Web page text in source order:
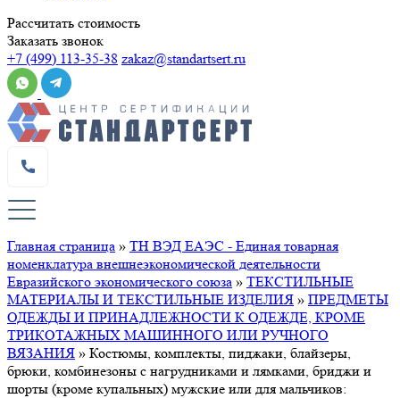
Рассчитать стоимость
Заказать звонок
+7 (499) 113-35-38 zakaz@standartsert.ru
Главная страница » ТН ВЭД ЕАЭС - Единая товарная
номенклатура внешнеэкономической деятельности
Евразийского экономического союза » ТЕКСТИЛЬНЫЕ
МАТЕРИАЛЫ И ТЕКСТИЛЬНЫЕ ИЗДЕЛИЯ » ПРЕДМЕТЫ
ОДЕЖДЫ И ПРИНАДЛЕЖНОСТИ К ОДЕЖДЕ, КРОМЕ
ТРИКОТАЖНЫХ МАШИННОГО ИЛИ РУЧНОГО
ВЯЗАНИЯ » Костюмы, комплекты, пиджаки, блайзеры,
брюки, комбинезоны с нагрудниками и лямками, бриджи и
шорты (кроме купальных) мужские или для мальчиков: